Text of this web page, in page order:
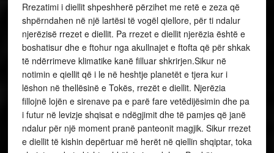
Rrezatimi i diellit shpeshherë përzihet me retë e zeza që
shpërndahen në një lartësi të vogël qiellore, për ti ndalur
njerëzisë rrezet e diellit. Pa rrezet e diellit njerëzia është e
boshatisur dhe e ftohur nga akullnajet e ftofta që për shkak
të ndërrimeve klimatike kanë filluar shkrirjen.Sikur në
notimin e qiellit që i le në heshtje planetët e tjera kur i
lëshon në thellësinë e Tokës, rrezët e diellit. Njerëzia
fillojnë lojën e sirenave pa e parë fare vetëdijësimin dhe pa
i futur në levizje shqisat e ndëgjimit dhe të pamjes që janë
ndalur për një moment pranë panteonit magjik. Sikur rrezet
e diellit të kishin depërtuar më herët në qiellin shqiptar, toka